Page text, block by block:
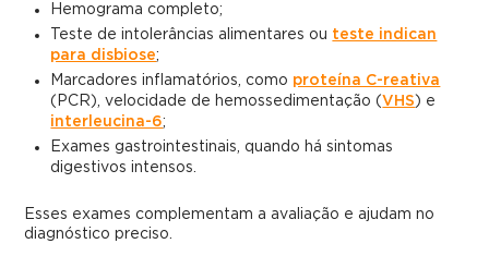
Hemograma completo;
Teste de intolerâncias alimentares ou teste indican
para disbiose;
Marcadores inflamatórios, como proteína C-reativa
(PCR), velocidade de hemossedimentação (VHS) e
interleucina-6;
Exames gastrointestinais, quando há sintomas
digestivos intensos.
Esses exames complementam a avaliação e ajudam no
diagnóstico preciso.